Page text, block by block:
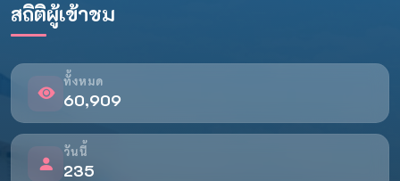
สถิติผู้เข้าชม
ทั้งหมด
60,909
วันนี้
235